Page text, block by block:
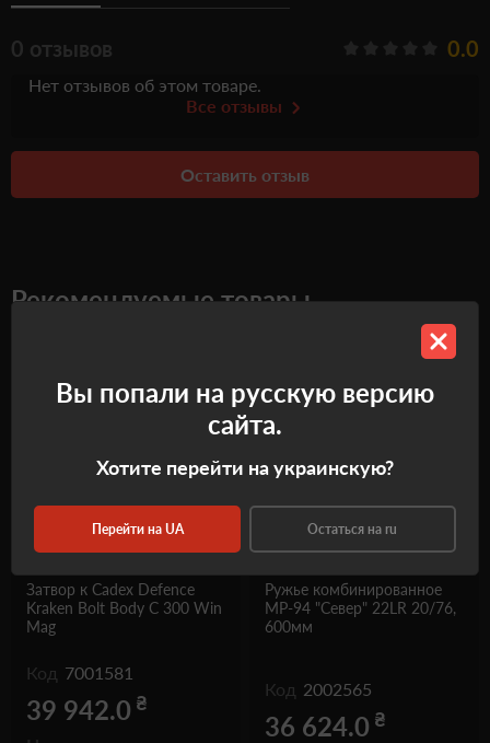
0 отзывов 0.0
Нет отзывов об этом товаре.
Все отзывы
Оставить отзыв
Рекомендуемые товары
Затвор к Cadex Defence
Kraken Bolt Body C 300 Win
Mag
Код 7001581
39 942.0 ₴
Ружье комбинированное
МР-94 "Север" 22LR 20/76,
600мм
Код 2002565
36 624.0 ₴
Вы попали на русскую версию
сайта.
Хотите перейти на украинскую?
Перейти на UA Остаться на ru